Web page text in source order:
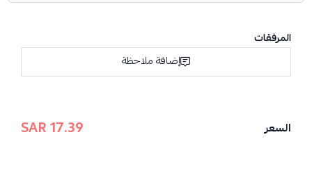
المرفقات
إضافة ملاحظة
السعر 17.39 SAR